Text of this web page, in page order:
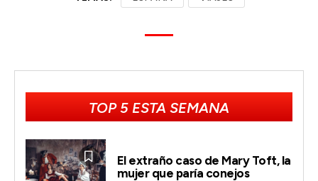
TOP 5 ESTA SEMANA
El extraño caso de Mary Toft, la
mujer que paría conejos